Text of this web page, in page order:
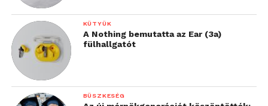
KÜTYÜK
A Nothing bemutatta az Ear (3a)
fülhallgatót
BÜSZKESÉG